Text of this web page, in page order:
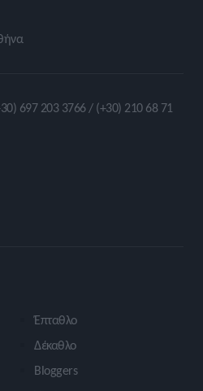
697 203 3766 / (+30) 210 68 71
Έπταθλο
Δέκαθλο
Bloggers